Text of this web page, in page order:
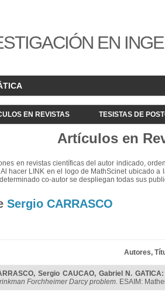
EN
EN REVISTAS TESISTAS DE
Artículos en
en revistas científicas del autor indicado,
hacer LINK en el logo de MathScinet ubicado
co-autor se despliegan todas sus
Sergio CARRASCO
Autores,
, Sergio CAUCAO, Gabriel N. GATICA
Forchheimer Darcy problem. ESAIM: